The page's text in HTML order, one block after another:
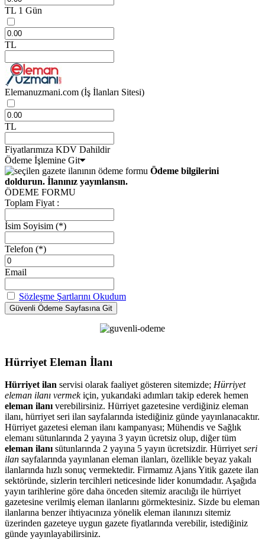
TL 1 Gün
TL
Elemanuzmani.com (İş İlanları Sitesi)
TL
Fiyatlarımıza KDV Dahildir
Ödeme İşlemine Git
Ödeme bilgilerini
doldurun. İlanınız yayınlansın.
ÖDEME FORMU
Toplam Fiyat :
İsim Soyisim (*)
Telefon (*)
Email
Sözleşme Şartlarını Okudum
Hürriyet Eleman İlanı
Hürriyet ilan servisi olarak faaliyet gösteren sitemizde; Hürriyet
eleman ilanı vermekiçin, yukarıdaki adımları takip ederek hemen
eleman ilanı verebilirsiniz. Hürriyet gazetesine verdiğiniz eleman
ilanı, hürriyet seri ilan sayfalarında istediğiniz günde yayınlanacaktır.
Hürriyet gazetesi eleman ilanı kampanyası; Mühendis ve Sağlık
elemanı sütunlarında 2 yayına 3 yayın ücretsiz olup, diğer tüm
eleman ilanı sütunlarında 2 yayına 5 yayın ücretsizdir. Hürriyet seri
ilan sayfalarında yayınlanan eleman ilanları, özellikle beyaz yakalı
ilanlarında hızlı sonuç vermektedir. Firmamız Ajans Yitik gazete ilan
sektöründe, sizlerin tercihleri neticesinde lider konumdadır. Aşağıda
yayın tarihlerine göre daha önceden sitemiz aracılığı ile hürriyet
gazetesine verilmiş eleman ilanlarını görmektesiniz. Sizde bu eleman
ilanlarına benzer ihtiyacınıza yönelik eleman ilanınızı sitemiz
üzerinden gazeteye uygun gazete fiyatlarında verebilir, istediğiniz
günde yayınlayabilirsiniz.